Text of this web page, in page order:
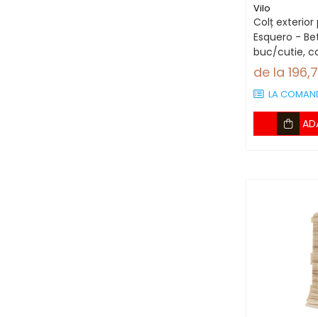
Vilo
Colț exterior
Esquero -
buc/cutie,
66.6 mm
de la
LA